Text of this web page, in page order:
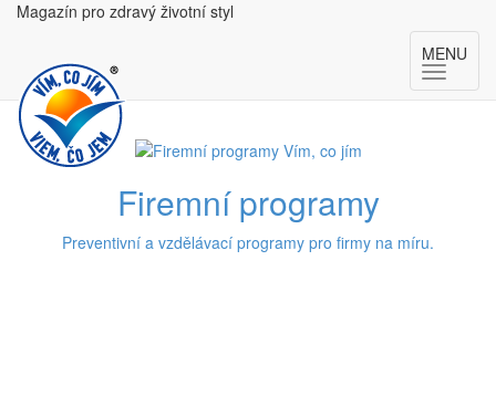
Magazín pro zdravý životní styl
MENU
Firemní programy
Preventivní a vzdělávací programy pro firmy na míru.